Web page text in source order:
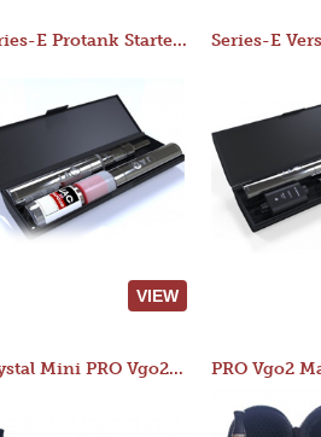
Series-E Protank Starter Kit
VIEW
Crystal Mini PRO Vgo2 Manual 400mAh Kit